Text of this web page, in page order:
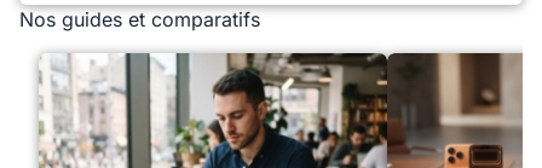
Nos guides et comparatifs